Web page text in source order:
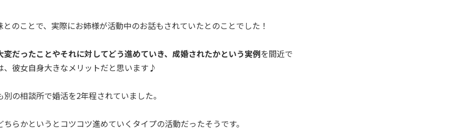
とのことで、実際にお姉様が活動中のお話もされていたとのことでした！
変だったことやそれに対してどう進めていき、成婚されたかという実例を間近で
、彼女自身大きなメリットだと思います♪
の相談所で婚活を2年程されていました。
らかというとコツコツ進めていくタイプの活動だったそうです。